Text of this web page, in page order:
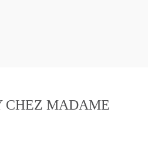
CHEZ MADAME